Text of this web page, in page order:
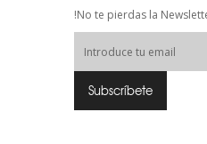
!No te pierdas la